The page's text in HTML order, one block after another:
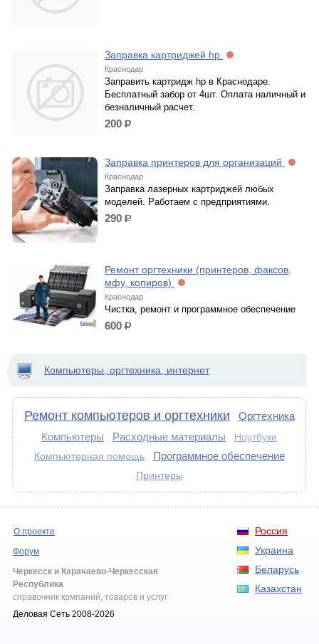
Заправка картриджей hp
Краснодар
Заправить картридж hp в Краснодаре.
Бесплатный забор от 4шт. Оплата наличный и
безналичный расчет.
200 р.
Заправка принтеров для организаций
Краснодар
Заправка лазерных картриджей любых
моделей. Работаем с предприятиями.
290 р.
Ремонт оргтехники (принтеров, факсов,
мфу, копиров)
Краснодар
Чистка, ремонт и программное обеспечение
600 р.
Компьютеры, оргтехника, интернет
Ремонт компьютеров и оргтехники
Оргтехника
Компьютеры
Расходные материалы Ноутбуки
Компьютерная помощь Программное обеспечение
Принтеры
Россия
Украина
Беларусь
Казахстан
О проекте
Форум
Черкесск и Карачаево-Черкесская
Республика
справочник компаний, товаров и услуг
Деловая Сеть 2008-2026